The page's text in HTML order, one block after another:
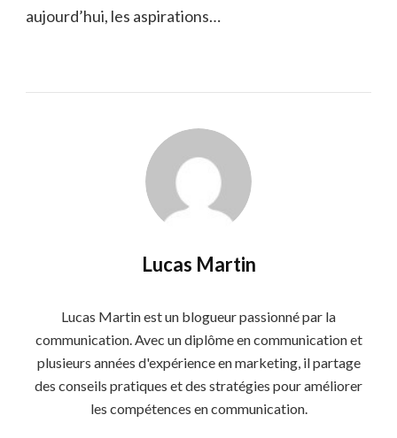
aujourd’hui, les aspirations…
Lucas Martin
Lucas Martin est un blogueur passionné par la
communication. Avec un diplôme en communication et
plusieurs années d'expérience en marketing, il partage
des conseils pratiques et des stratégies pour améliorer
les compétences en communication.